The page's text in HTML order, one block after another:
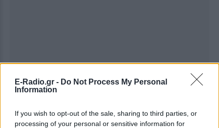
E-Radio.gr - Do Not Process My Personal
Information
If you wish to opt-out of the sale, sharing to third parties, or
processing of your personal or sensitive information for
Ακολουθήστε το E-Radio.gr στοGoogle News